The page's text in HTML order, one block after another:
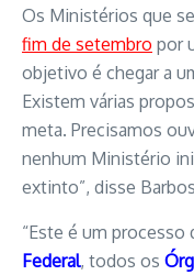
Os Ministérios que
fim de setembro por
objetivo é chegar a
Existem várias
meta. Precisamos
nenhum Ministério
extinto”, disse
“Este é um
Federal, todos os